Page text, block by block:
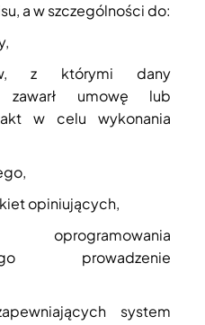
a w szczególności do:
z którymi dany
zawarł umowę lub
w celu wykonania
opiniujących,
prowadzenie
system